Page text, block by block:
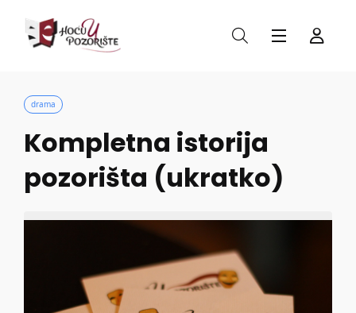
drama
Kompletna istorija
pozorišta (ukratko)